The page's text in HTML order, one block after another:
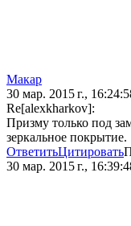
Макар
30 мар. 2015 г.,
Re[alexkharkov]:
Призму только под
зеркальное покрытие.
ОтветитьЦитировать
30 мар. 2015 г.,